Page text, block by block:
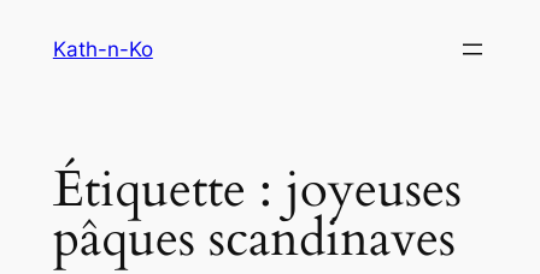
Kath-n-Ko
Étiquette : joyeuses
pâques scandinaves